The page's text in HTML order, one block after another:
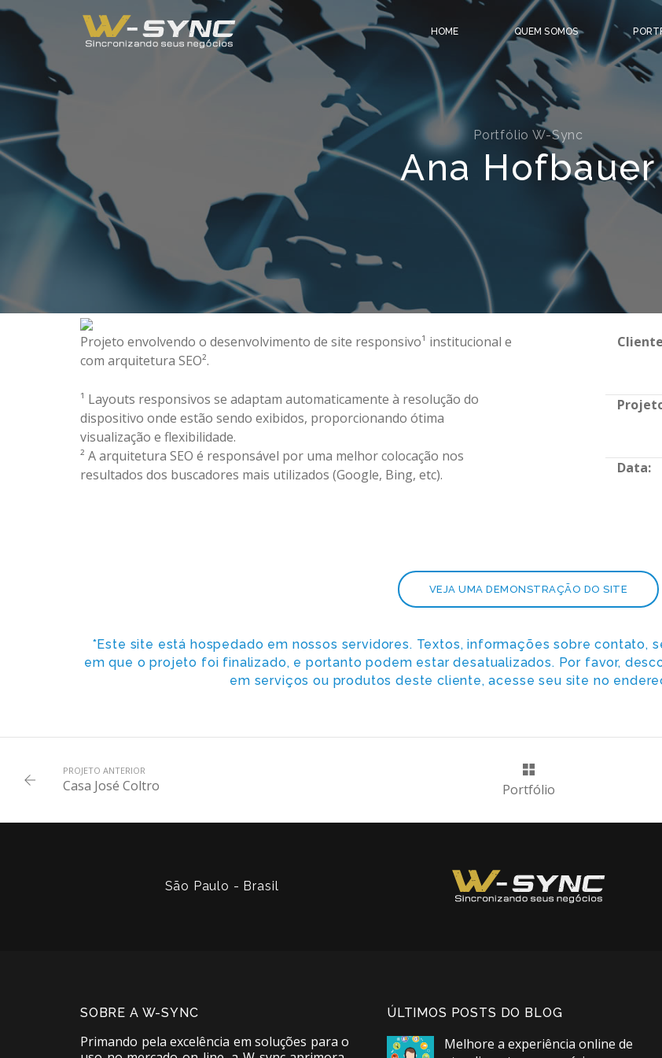
HOME QUEM SOMOS
Portfólio W-Sync
Ana Hofbauer
Projeto envolvendo o desenvolvimento de site responsivo¹ institucional e
com arquitetura SEO².
¹ Layouts responsivos se adaptam automaticamente à resolução do
dispositivo onde estão sendo exibidos, proporcionando ótima
visualização e flexibilidade.
² A arquitetura SEO é responsável por uma melhor colocação nos
resultados dos buscadores mais utilizados (Google, Bing, etc).
Data:
VEJA UMA DEMONSTRAÇÃO DO SITE
*Este site está hospedado em nossos servidores. Textos, informações sobre contato,
em que o projeto foi finalizado, e portanto podem estar desatualizados. Por favor,
em serviços ou produtos deste cliente, acesse seu site no
PROJETO ANTERIOR
Casa José Coltro Portfólio
São Paulo - Brasil
SOBRE A W-SYNC
Primando pela excelência em soluções para o
ÚLTIMOS POSTS DO BLOG
Melhore a experiência online de